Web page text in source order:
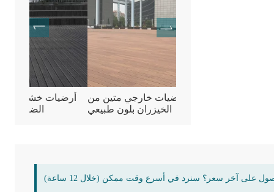
لوح أرضيات خارجي متين من
الخيزران بلون طبيعي
على آخر سعر؟ سنرد في أسرع وقت ممكن (خلال 12 ساعة)